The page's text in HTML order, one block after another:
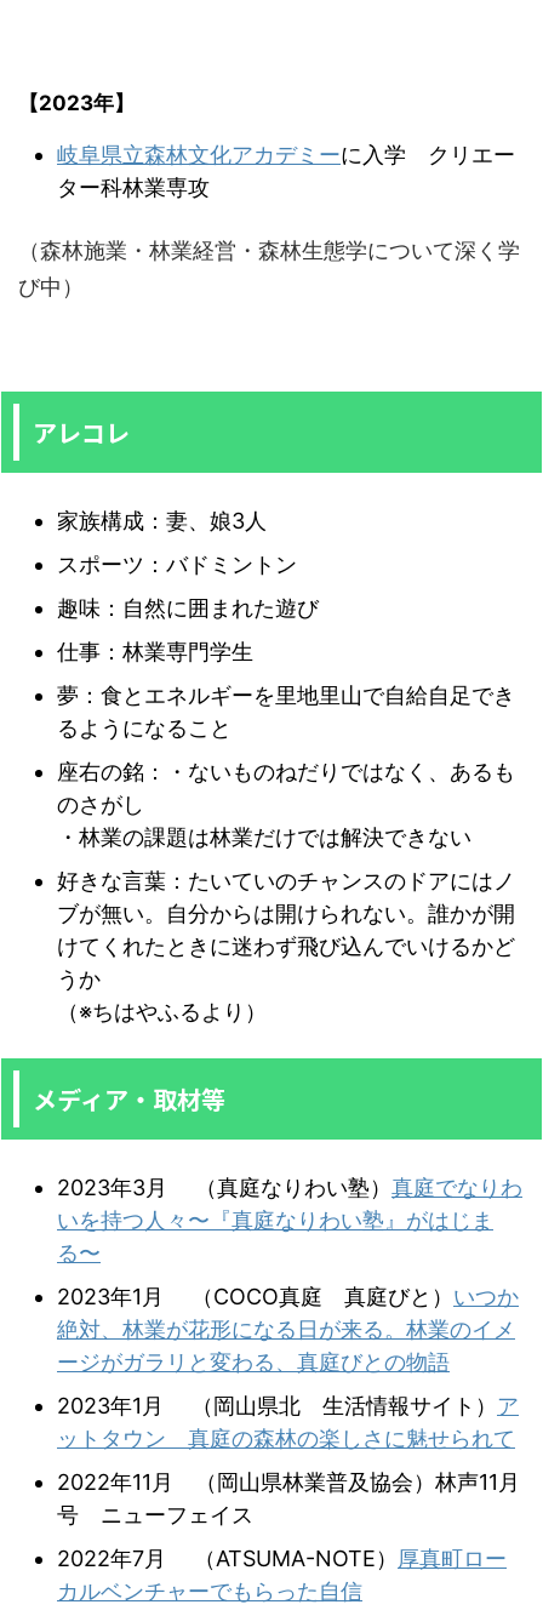
【2023年】
岐阜県立森林文化アカデミーに入学 クリエー
ター科林業専攻
（森林施業・林業経営・森林生態学について深く学
び中）
アレコレ
家族構成：妻、娘3人
スポーツ：バドミントン
趣味：自然に囲まれた遊び
仕事：林業専門学生
夢：食とエネルギーを里地里山で自給自足でき
るようになること
座右の銘：・ないものねだりではなく、あるも
のさがし
・林業の課題は林業だけでは解決できない
好きな言葉：たいていのチャンスのドアにはノ
ブが無い。自分からは開けられない。誰かが開
けてくれたときに迷わず飛び込んでいけるかど
うか
（※ちはやふるより）
メディア・取材等
2023年3月 （真庭なりわい塾） 真庭でなりわ
いを持つ人々〜『真庭なりわい塾』がはじま
る〜
2023年1月 （COCO真庭 真庭びと） いつか
絶対、林業が花形になる日が来る。林業のイメ
ージがガラリと変わる、真庭びとの物語
2023年1月 （岡山県北 生活情報サイト） ア
ットタウン 真庭の森林の楽しさに魅せられて
2022年11月 （岡山県林業普及協会）林声11月
号 ニューフェイス
2022年7月 （ATSUMA-NOTE） 厚真町ロー
カルベンチャーでもらった自信